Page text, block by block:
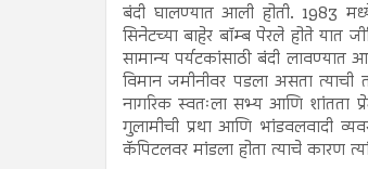
बंदी घालण्यात आली होती. 1983
सिनेटच्या बाहेर बॉम्ब पेरले होते यात
सामान्य पर्यटकांसाठी बंदी लावण्यात
विमान जमीनीवर पडला असता
नागरिक स्वतःला सभ्य आणि शांतता
गुलामीची प्रथा आणि भांडवलवादी
कॅपिटलवर मांडला होता त्याचे कारण